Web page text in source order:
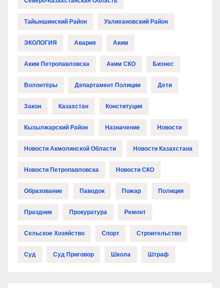
Тайыншинский Район Уалихановский Район
ЭКОЛОГИЯ Авария Аким
Аким Петропавловска Аким СКО Бизнес
Волонтёры Департамент Полиции Дети
Закон Казахстан Конституция
Кызылжарский Район Назначение Новости
Новости Акмолинской Области Новости Казахстана
Новости Петропавловска Новости СКО
Образование Паводок Пожар Полиция
Праздник Прокуратура Ремонт
Сельское Хозяйство Спорт Строительство
Суд Суд Приговор Школа Штраф